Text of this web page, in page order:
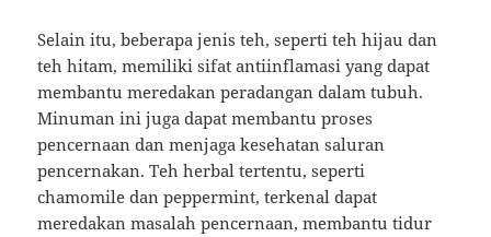
Selain itu, beberapa jenis teh, seperti teh hijau dan
teh hitam, memiliki sifat antiinflamasi yang dapat
membantu meredakan peradangan dalam tubuh.
Minuman ini juga dapat membantu proses
pencernaan dan menjaga kesehatan saluran
pencernakan. Teh herbal tertentu, seperti
chamomile dan peppermint, terkenal dapat
meredakan masalah pencernaan, membantu tidur